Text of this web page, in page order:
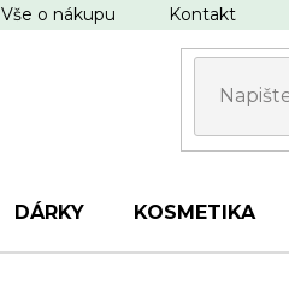
Vše o nákupu Kontakt
DÁRKY KOSMETIKA